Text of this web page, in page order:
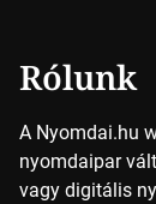
Rólunk
A Nyomdai.hu
nyomdaipar
vagy digitális